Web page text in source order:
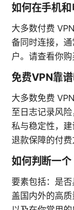
如何在手机和
大多数付费
备同时连接，
户。请查看你购
免费VPN靠谱
大多数免费
至日志记录风
私与稳定性，
退款保障的付费
如何判断一个
要素包括：是
盖国内外的高质